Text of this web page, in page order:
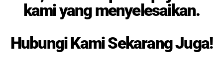
kami yang menyelesaikan.
Hubungi Kami Sekarang Juga!